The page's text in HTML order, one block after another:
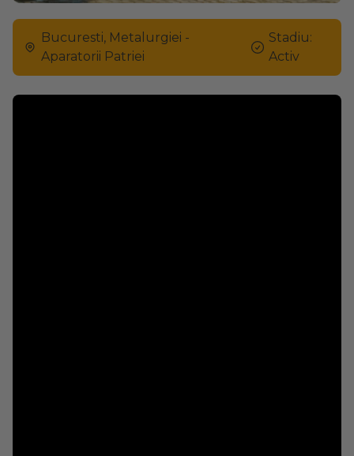
Bucuresti, Metalurgiei -
Aparatorii Patriei
Stadiu:
Activ